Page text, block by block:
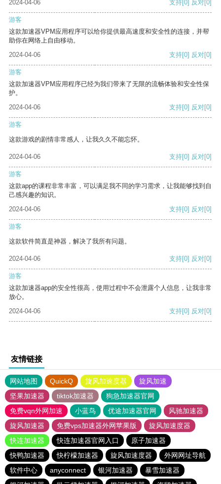
2024-04-06
支持[0] 反对[0]
游客
这款加速器VPM应用程序可以给你提供最高速度和安全性的连接，并帮
助你在网络上自由移动。
2024-04-06
支持[0] 反对[0]
游客
这款加速器VPM应用程序已经为我们带来了无限的流畅体验和安全性保
护。
2024-04-06
支持[0] 反对[0]
游客
这款游戏的剧情非常感人，让我久久不能忘怀。
2024-04-06 支持[0] 反对[0]
游客
这款app的课程非常丰富，可以满足我不同的学习需求，让我能够找到自
己感兴趣的知识。
2024-04-06
支持[0] 反对[0]
游客
这款软件简直是神器，解决了我所有问题。
2024-04-06 支持[0] 反对[0]
游客
这款加速器app的安全性很高，使用过程中不会泄露个人信息，让我非常
放心。
2024-04-06
支持[0] 反对[0]
友情链接
网站地图 QuickQ 旋风加速度器
旋风加速
坚果加速器
tiktok加速器
狗急加速器官网
免费vqn外网加速
小蓝鸟 优途加速器官网
风驰加速器
旋风加速器
免费vps加速器外网苹果版
旋风加速度器
快连加速器
快连加速器官网入口
原子加速器
快鸭加速器
快柠檬加速器 旋风加速度器
外网网址导航
软件中心
anyconnect 银河加速器
暴雪加速器